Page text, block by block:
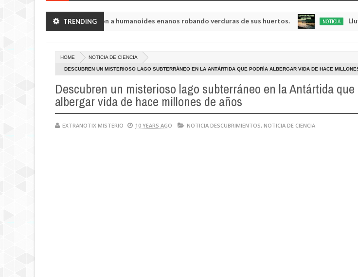
TRENDING
de Chelyabinsk vieron a humanoides enanos robando verduras de sus huertos. NOTICIA Lluvia de
HOME NOTICIA DE CIENCIA
DESCUBREN UN MISTERIOSO LAGO SUBTERRÁNEO EN LA ANTÁRTIDA QUE PODRÍA ALBERGAR VIDA DE HACE
Descubren un misterioso lago subterráneo en la Antártida
albergar vida de hace millones de años
EXTRANOTIX MISTERIO 10 YEARS AGO NOTICIA DESCUBRIMIENTOS, NOTICIA DE CIENCIA